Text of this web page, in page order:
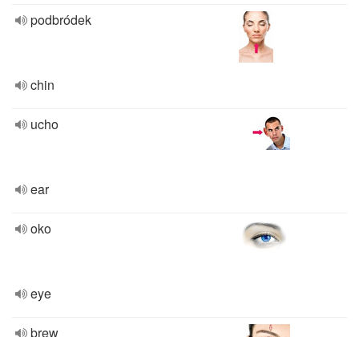
podbródek
chin
ucho
ear
oko
eye
brew